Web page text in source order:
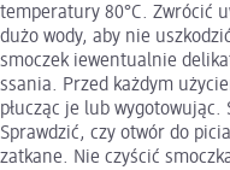
temperatury 80°C. Zwrócić
dużo wody, aby nie
smoczek iewentualnie
ssania. Przed każdym
płucząc je lub
Sprawdzić, czy otwór do
zatkane. Nie czyścić